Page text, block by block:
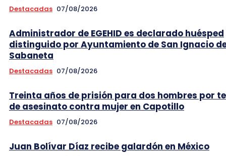
Destacadas 07/08/2026
Administrador de EGEHID es declarado huésped
distinguido por Ayuntamiento de San Ignacio
Sabaneta
Destacadas 07/08/2026
Treinta años de prisión para dos hombres por
de asesinato contra mujer en Capotillo
Destacadas 07/08/2026
Juan Bolívar Díaz recibe galardón en México